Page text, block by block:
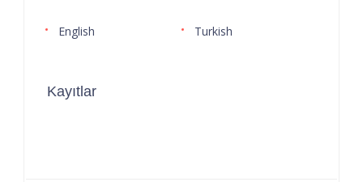
English Turkish
Kayıtlar